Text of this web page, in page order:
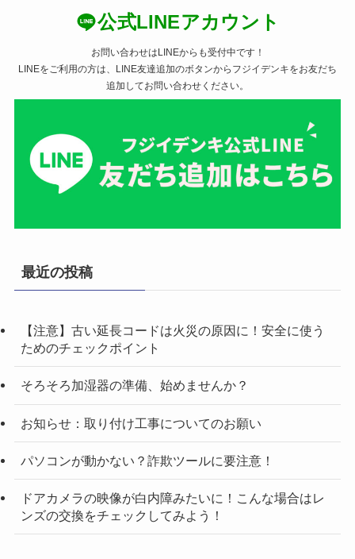
公式LINEアカウント
お問い合わせはLINEからも受付中です！
LINEをご利用の方は、LINE友達追加のボタンからフジイデンキをお友だち
追加してお問い合わせください。
最近の投稿
【注意】古い延長コードは火災の原因に！安全に使う
ためのチェックポイント
そろそろ加湿器の準備、始めませんか？
お知らせ：取り付け工事についてのお願い
パソコンが動かない？詐欺ツールに要注意！
ドアカメラの映像が白内障みたいに！こんな場合はレ
ンズの交換をチェックしてみよう！